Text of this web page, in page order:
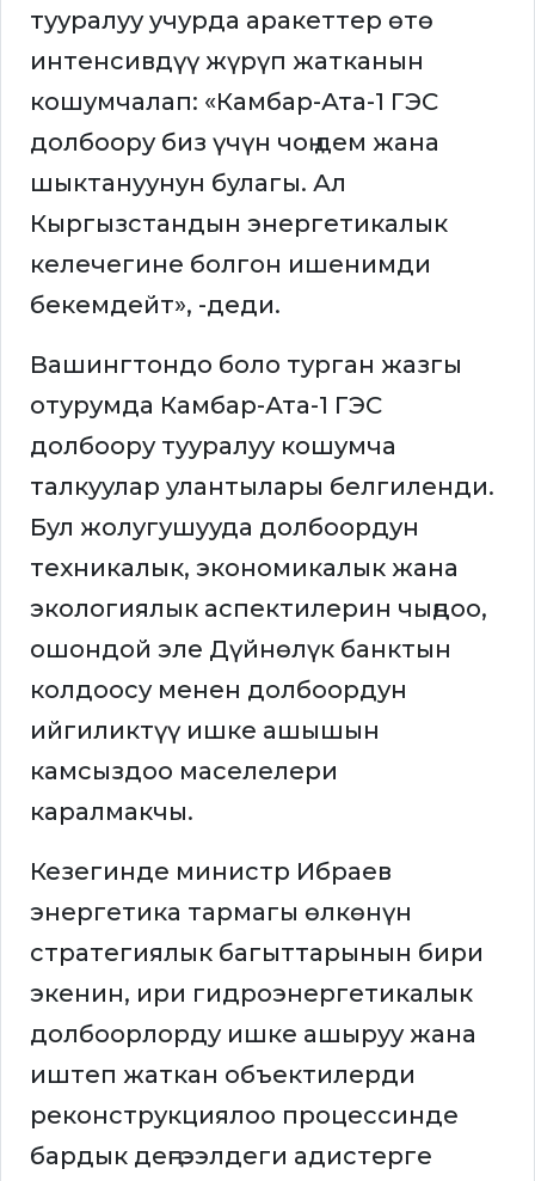
тууралуу учурда аракеттер өтө
интенсивдүү жүрүп жатканын
кошумчалап: «Камбар-Ата-1 ГЭС
долбоору биз үчүн чоң дем жана
шыктануунун булагы. Ал
Кыргызстандын энергетикалык
келечегине болгон ишенимди
бекемдейт», -деди.
Вашингтондо боло турган жазгы
отурумда Камбар-Ата-1 ГЭС
долбоору тууралуу кошумча
талкуулар улантылары белгиленди.
Бул жолугушууда долбоордун
техникалык, экономикалык жана
экологиялык аспектилерин чыңдоо,
ошондой эле Дүйнөлүк банктын
колдоосу менен долбоордун
ийгиликтүү ишке ашышын
камсыздоо маселелери
каралмакчы.
Кезегинде министр Ибраев
энергетика тармагы өлкөнүн
стратегиялык багыттарынын бири
экенин, ири гидроэнергетикалык
долбоорлорду ишке ашыруу жана
иштеп жаткан объектилерди
реконструкциялоо процессинде
бардык деңгээлдеги адистерге